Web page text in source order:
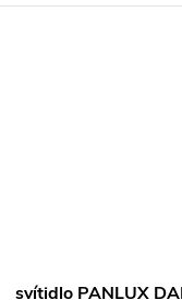
svítidlo PANLUX